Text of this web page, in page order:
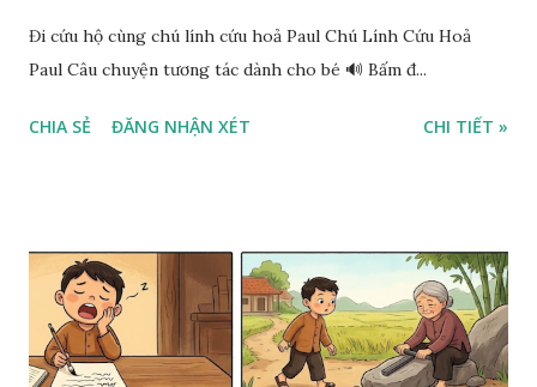
Đi cứu hộ cùng chú lính cứu hoả Paul Chú Lính Cứu Hoả
Paul Câu chuyện tương tác dành cho bé 🔊 Bấm đ...
CHIA SẺ ĐĂNG NHẬN XÉT CHI TIẾT »